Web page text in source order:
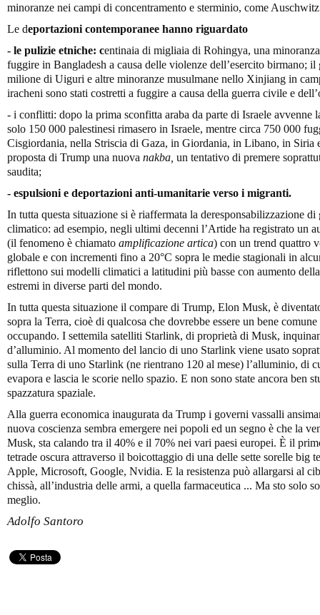
minoranze nei campi di concentramento e sterminio, come
Le deportazioni contemporanee hanno riguardato
- le pulizie etniche: centinaia di migliaia di Rohingya, una
fuggire in Bangladesh a causa delle violenze dell’esercito birmano;
milione di Uiguri e altre minoranze musulmane nello Xinjiang in
iracheni sono stati costretti a fuggire a causa della guerra civile e
- i conflitti: dopo la prima sconfitta araba da parte di Israele avvenne
solo 150 000 palestinesi rimasero in Israele, mentre circa 750 000
Cisgiordania, nella Striscia di Gaza, in Giordania, in Libano, in Siria
proposta di Trump una nuova nakba, un tentativo di premere
saudita;
- espulsioni e deportazioni anti-umanitarie verso i migranti.
In tutta questa situazione si è riaffermata la deresponsabilizzazione
climatico: ad esempio, negli ultimi decenni l’Artide ha registrato un
(il fenomeno è chiamato amplificazione artica) con un trend quattro
globale e con incrementi fino a 20°C sopra le medie stagionali in
riflettono sui modelli climatici a latitudini più basse con aumento
estremi in diverse parti del mondo.
In tutta questa situazione il compare di Trump, Elon Musk, è
sopra la Terra, cioè di qualcosa che dovrebbe essere un bene
occupando. I settemila satelliti Starlink, di proprietà di Musk,
d’alluminio. Al momento del lancio di uno Starlink viene usato
sulla Terra di uno Starlink (ne rientrano 120 al mese) l’alluminio, di
evapora e lascia le scorie nello spazio. E non sono state ancora ben
spazzatura spaziale.
Alla guerra economica inaugurata da Trump i governi vassalli
nuova coscienza sembra emergere nei popoli ed un segno è che la
Musk, sta calando tra il 40% e il 70% nei vari paesi europei. È il
tetrade oscura attraverso il boicottaggio di una delle sette sorelle big
Apple, Microsoft, Google, Nvidia. E la resistenza può allargarsi al
chissà, all’industria delle armi, a quella farmaceutica ... Ma sto solo
meglio.
Adolfo Santoro